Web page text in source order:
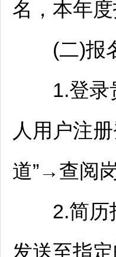
名，本年
(二)报
1.登录贵
人用户注
道”→查阅
2.简历投
发送至指